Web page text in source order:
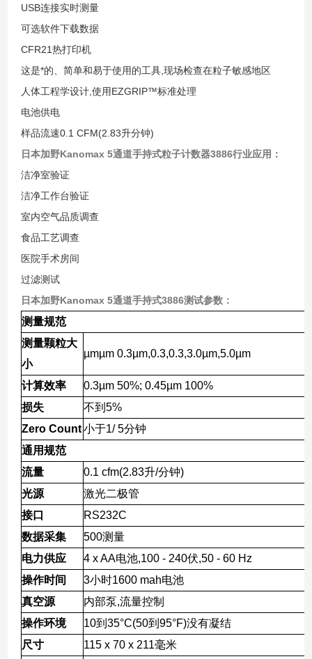
USB连接实时测量
可选软件下载数据
CFR21热打印机
这是*的、简单和易于使用的工具,现场检查在粒子敏感地区
人体工程学设计,使用EZGRIP™标准处理
电池供电
样品流速0.1 CFM(2.83升分钟)
日本加野Kanomax 5通道手持式粒子计数器3886行业应用：
洁净室验证
洁净工作台验证
室内空气品质调查
食品工艺调查
医院手术房间
过滤测试
日本加野Kanomax 5通道手持式3886测试参数：
测量规范
测量颗粒大
小
µmµm 0.3µm,0.3,0.3,3.0µm,5.0µm
计算效率
0.3µm 50%; 0.45µm 100%
损失
不到 5%
Zero Count小于1/ 5分钟
通用规范
流量
0.1 cfm(2.83升/分钟)
光源
激光二极管
接口
RS232C
数据采集
500测量
电力供应
4 x AA电池,100 - 240伏,50 - 60 Hz
操作时间
3小时1600 mah电池
真空源
内部泵,流量控制
操作环境
10到 35°C(50到 95°F)没有凝结
尺寸
115 x 70 x 211毫米